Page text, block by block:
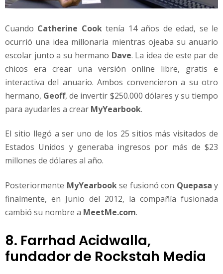
Cuando Catherine Cooktenía 14 años de edad, se le
ocurrió una idea millonaria mientras ojeaba su anuario
escolar junto a su hermano Dave. La idea de este par de
chicos era crear una versión online libre, gratis e
interactiva del anuario. Ambos convencieron a su otro
hermano, Geoff, de invertir $250.000 dólares y su tiempo
para ayudarles a crear MyYearbook.
El sitio llegó a ser uno de los 25 sitios más visitados de
Estados Unidos y generaba ingresos por más de $23
millones de dólares al año.
Posteriormente MyYearbookse fusionó con Quepasa y
finalmente, en Junio del 2012, la compañía fusionada
cambió su nombre a MeetMe.com.
8. Farrhad Acidwalla,
fundador de Rockstah Media